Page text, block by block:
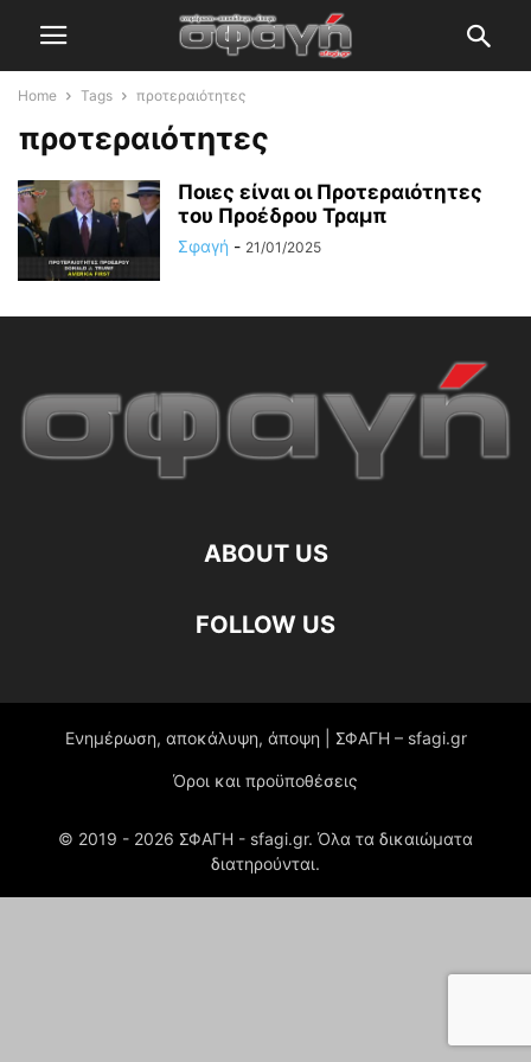
Home Tags προτεραιότητες
προτεραιότητες
Ποιες είναι οι Προτεραιότητες
του Προέδρου Τραμπ
Σφαγή - 21/01/2025
ABOUT US
FOLLOW US
Ενημέρωση, αποκάλυψη, άποψη | ΣΦΑΓΗ – sfagi.gr
Όροι και προϋποθέσεις
© 2019 - 2026 ΣΦΑΓΗ - sfagi.gr. Όλα τα δικαιώματα
διατηρούνται.